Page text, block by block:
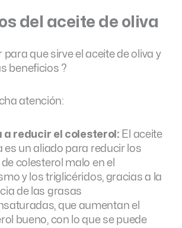
del aceite de oliva
para que sirve el aceite de oliva y
beneficios ?
atención:
a reducir el colesterol: El aceite
es un aliado para reducir los
colesterol malo en el
y los triglicéridos, gracias a la
de las grasas
que aumentan el
bueno, con lo que se puede